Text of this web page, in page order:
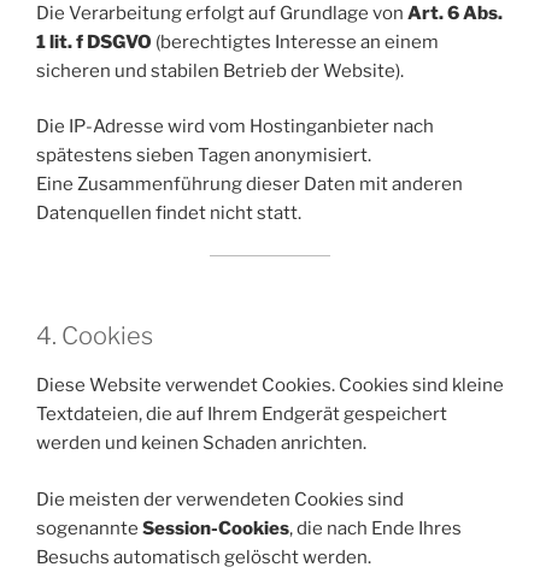
Die Verarbeitung erfolgt auf Grundlage von Art. 6 Abs.
1 lit. f DSGVO (berechtigtes Interesse an einem
sicheren und stabilen Betrieb der Website).
Die IP-Adresse wird vom Hostinganbieter nach
spätestens sieben Tagen anonymisiert.
Eine Zusammenführung dieser Daten mit anderen
Datenquellen findet nicht statt.
4. Cookies
Diese Website verwendet Cookies. Cookies sind kleine
Textdateien, die auf Ihrem Endgerät gespeichert
werden und keinen Schaden anrichten.
Die meisten der verwendeten Cookies sind
sogenannte Session-Cookies, die nach Ende Ihres
Besuchs automatisch gelöscht werden.